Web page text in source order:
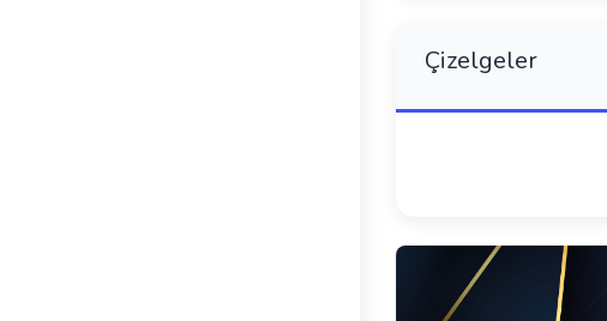
Çizelgeler